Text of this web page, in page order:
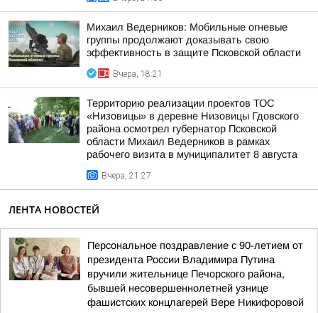
Михаил Ведерников: Мобильные огневые
группы продолжают доказывать свою
эффективность в защите Псковской области
Вчера, 18:21
Территорию реализации проектов ТОС
«Низовицы» в деревне Низовицы Гдовского
района осмотрел губернатор Псковской
области Михаил Ведерников в рамках
рабочего визита в муниципалитет 8 августа
Вчера, 21:27
ЛЕНТА НОВОСТЕЙ
Персональное поздравление с 90-летием от
президента России Владимира Путина
вручили жительнице Печорского района,
бывшей несовершеннолетней узнице
фашистских концлагерей Вере Никифоровой